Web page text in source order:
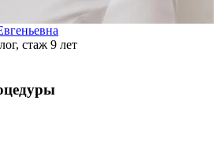
стаж 9 лет